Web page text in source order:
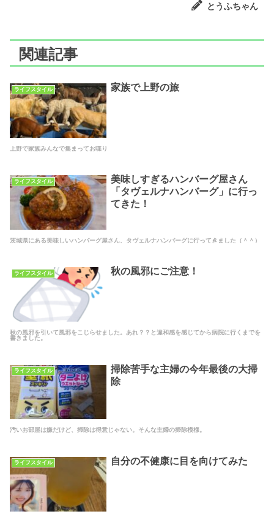
とうふちゃん
関連記事
ライフスタイル 家族で上野の旅
上野で家族みんなで集まってお喋り
ライフスタイル
美味しすぎるハンバーグ屋さん
「タヴェルナハンバーグ」に行っ
てきた！
茨城県にある美味しいハンバーグ屋さん、タヴェルナハンバーグに行ってきました（＾＾）
ライフスタイル 秋の風邪にご注意！
秋の風邪を引いて風邪をこじらせました。あれ？？と違和感を感じてから病院に行くまでを
書きました。
ライフスタイル
掃除苦手な主婦の今年最後の大掃
除
汚いお部屋は嫌だけど、掃除は得意じゃない。そんな主婦の掃除模様。
ライフスタイル 自分の不健康に目を向けてみた